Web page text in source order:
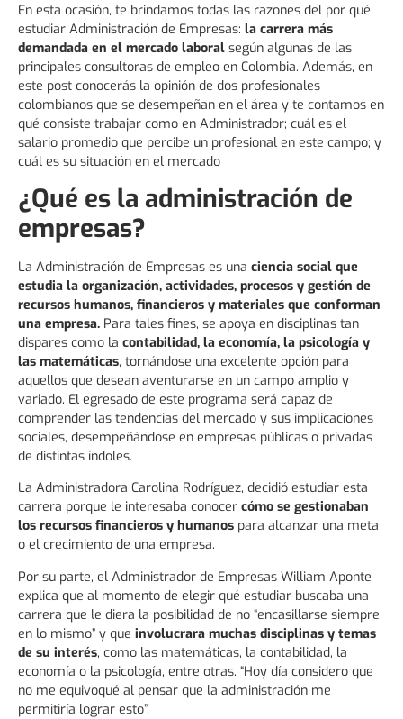
En esta ocasión, te brindamos todas las razones del por qué
estudiar Administración de Empresas: la carrera más
demandada en el mercado laboral según algunas de las
principales consultoras de empleo en Colombia. Además, en
este post conocerás la opinión de dos profesionales
colombianos que se desempeñan en el área y te contamos en
qué consiste trabajar como en Administrador; cuál es el
salario promedio que percibe un profesional en este campo; y
cuál es su situación en el mercado
¿Qué es la administración de
empresas?
La Administración de Empresas es una ciencia social que
estudia la organización, actividades, procesos y gestión de
recursos humanos, financieros y materiales que conforman
una empresa. Para tales fines, se apoya en disciplinas tan
dispares como la contabilidad, la economía, la psicología y
las matemáticas, tornándose una excelente opción para
aquellos que desean aventurarse en un campo amplio y
variado. El egresado de este programa será capaz de
comprender las tendencias del mercado y sus implicaciones
sociales, desempeñándose en empresas públicas o privadas
de distintas índoles.
La Administradora Carolina Rodríguez, decidió estudiar esta
carrera porque le interesaba conocer cómo se gestionaban
los recursos financieros y humanos para alcanzar una meta
o el crecimiento de una empresa.
Por su parte, el Administrador de Empresas William Aponte
explica que al momento de elegir qué estudiar buscaba una
carrera que le diera la posibilidad de no “encasillarse siempre
en lo mismo” y que involucrara muchas disciplinas y temas
de su interés, como las matemáticas, la contabilidad, la
economía o la psicología, entre otras. “Hoy día considero que
no me equivoqué al pensar que la administración me
permitiría lograr esto”.